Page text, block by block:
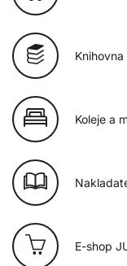
Knihovna
Koleje a
E-shop